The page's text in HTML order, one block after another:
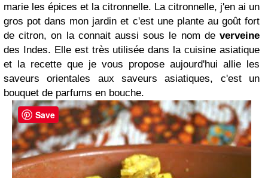
marie les épices et la citronnelle. La citronnelle, j'en ai un
gros pot dans mon jardin et c'est une plante au goût fort
de citron, on la connait aussi sous le nom de verveine
des Indes. Elle est très utilisée dans la cuisine asiatique
et la recette que je vous propose aujourd'hui allie les
saveurs orientales aux saveurs asiatiques, c'est un
bouquet de parfums en bouche.
Save